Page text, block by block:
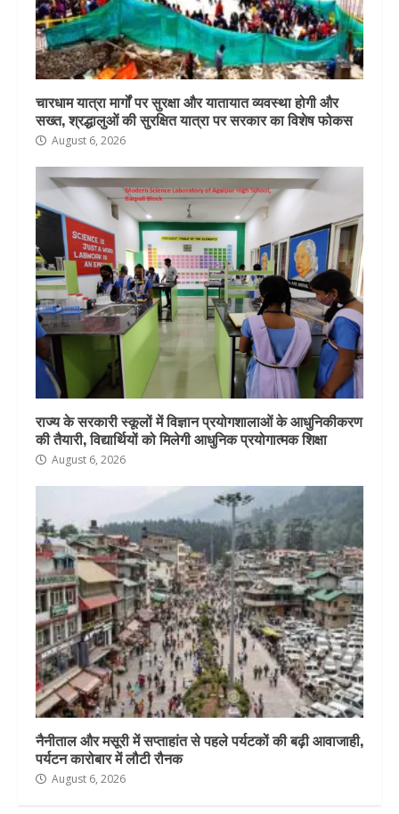
चारधाम यात्रा मार्गों पर सुरक्षा और यातायात व्यवस्था होगी और
सख्त, श्रद्धालुओं की सुरक्षित यात्रा पर सरकार का विशेष फोकस
August 6, 2026
राज्य के सरकारी स्कूलों में विज्ञान प्रयोगशालाओं के आधुनिकीकरण
की तैयारी, विद्यार्थियों को मिलेगी आधुनिक प्रयोगात्मक शिक्षा
August 6, 2026
नैनीताल और मसूरी में सप्ताहांत से पहले पर्यटकों की बढ़ी आवाजाही,
पर्यटन कारोबार में लौटी रौनक
August 6, 2026